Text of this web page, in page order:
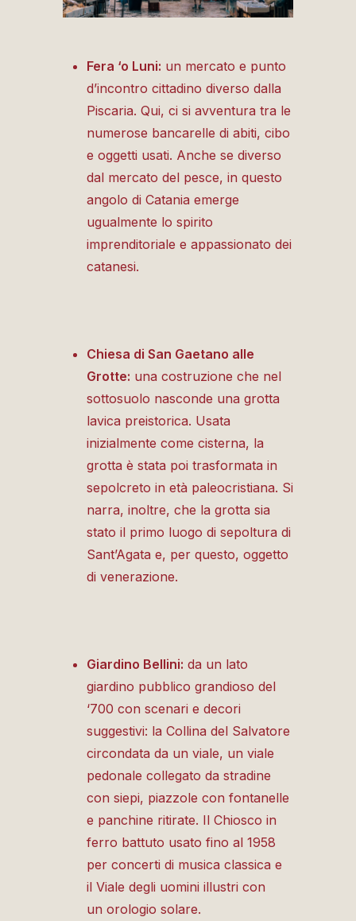
Fera ‘o Luni: un mercato e punto
d’incontro cittadino diverso dalla
Piscaria. Qui, ci si avventura tra le
numerose bancarelle di abiti, cibo
e oggetti usati. Anche se diverso
dal mercato del pesce, in questo
angolo di Catania emerge
ugualmente lo spirito
imprenditoriale e appassionato dei
catanesi.
Chiesa di San Gaetano alle
Grotte: una costruzione che nel
sottosuolo nasconde una grotta
lavica preistorica. Usata
inizialmente come cisterna, la
grotta è stata poi trasformata in
sepolcreto in età paleocristiana. Si
narra, inoltre, che la grotta sia
stato il primo luogo di sepoltura di
Sant’Agata e, per questo, oggetto
di venerazione.
Giardino Bellini: da un lato
giardino pubblico grandioso del
‘700 con scenari e decori
suggestivi: la Collina del Salvatore
circondata da un viale, un viale
pedonale collegato da stradine
con siepi, piazzole con fontanelle
e panchine ritirate. Il Chiosco in
ferro battuto usato fino al 1958
per concerti di musica classica e
il Viale degli uomini illustri con
un orologio solare.